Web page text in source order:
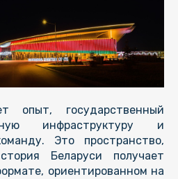
опыт, государственный
инфраструктуру и
Это пространство,
Беларуси получает
ориентированном на